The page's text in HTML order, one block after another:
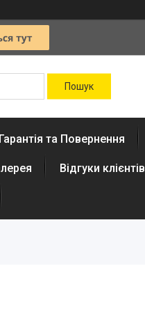
Гарантія та Повернення
Відгуки клієнтів